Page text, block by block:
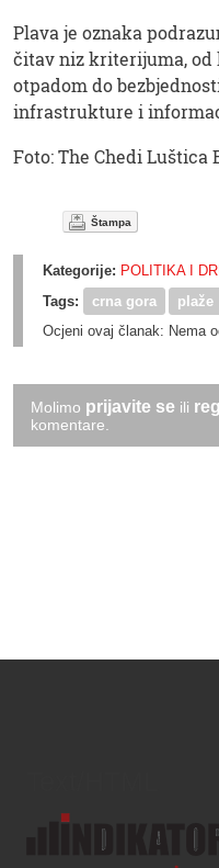
Plava je oznaka
čitav niz kriterijuma, od
otpadom do
infrastrukture i
Foto: The Chedi Luštica
Štampa
Kategorije: POLITIKA I
Tags:
crna gora plaže
Ocjeni ovaj članak: Nema
Molimo prijavite se ili
komentare.